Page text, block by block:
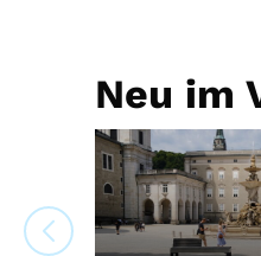
Neu im